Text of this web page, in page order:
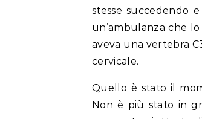
stesse succedendo
un’ambulanza che
aveva una vertebra
cervicale.
Quello è stato il
Non è più stato in